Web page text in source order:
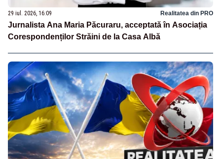
29 iul. 2026, 16:09 Realitatea din PRO
Jurnalista Ana Maria Păcuraru, acceptată în Asociația
Corespondenților Străini de la Casa Albă